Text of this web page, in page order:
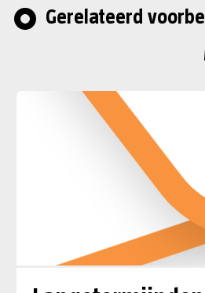
Gerelateerd